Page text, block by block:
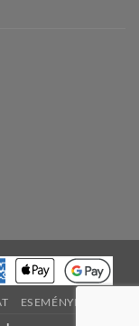
ESEMÉNYNAPTÁR